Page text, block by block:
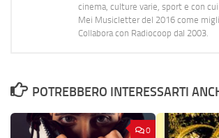
cinema, culture varie, sport e con
Mei Musicletter del 2016 come
Collabora con Radiocoop dal 2003.
POTREBBERO INTERESSARTI
0